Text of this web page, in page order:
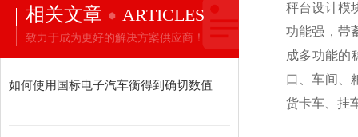
相关文章 ARTICLES
致力于成为更好的解决方案供应商！
如何使用国标电子汽车衡得到确切数值
秤台设计模
功能强，带
成多功能的
口、车间、
货卡车、挂